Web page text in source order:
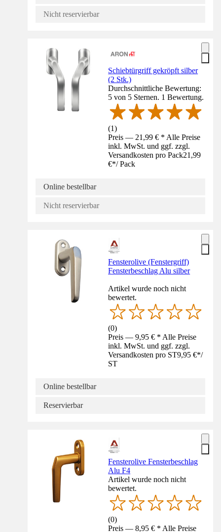
Nicht reservierbar
Schiebtürgriff gekröpft silber
(2 Stk.)
Durchschnittliche Bewertung:
5 von 5 Sternen. 1 Bewertung.
(1)
Preis — 21,99 € * Alle Preise
inkl. MwSt. und ggf. zzgl.
Versandkosten pro Pack21,99
€*/ Pack
Online bestellbar
Nicht reservierbar
Fensterolive (Fenstergriff)
Fensterbeschlag Alu silber
Artikel wurde noch nicht
bewertet.
(0)
Preis — 9,95 € * Alle Preise
inkl. MwSt. und ggf. zzgl.
Versandkosten pro ST9,95 €*/
ST
Online bestellbar
Reservierbar
Fensterolive Fensterbeschlag
Alu F4
Artikel wurde noch nicht
bewertet.
(0)
Preis — 8,95 € * Alle Preise